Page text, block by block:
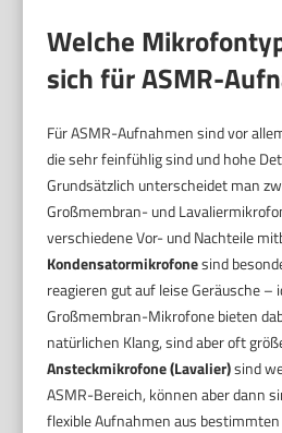
Welche
sich für ASMR-
Für ASMR-Aufnahmen sind vor
die sehr feinfühlig sind und hohe
Grundsätzlich unterscheidet man
Großmembran- und
verschiedene Vor- und Nachteile
Kondensatormikrofonesind
reagieren gut auf leise Geräusche –
Großmembran-Mikrofone bieten
natürlichen Klang, sind aber oft
Ansteckmikrofone (Lavalier)sind
ASMR-Bereich, können aber dann
flexible Aufnahmen aus